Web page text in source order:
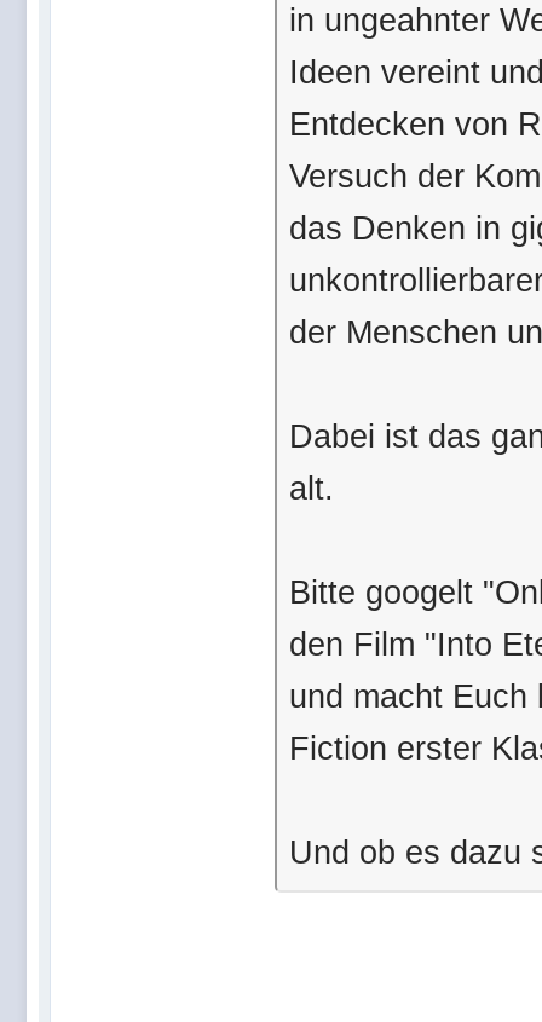
in ungeahnter
Ideen vereint
Entdecken von
Versuch der
das Denken in
der Menschen
Dabei ist das
alt.
Bitte googelt
den Film "Into
und macht Euch
Fiction erster
Und ob es dazu